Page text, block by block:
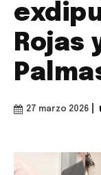
Rojas
27 marzo 2026